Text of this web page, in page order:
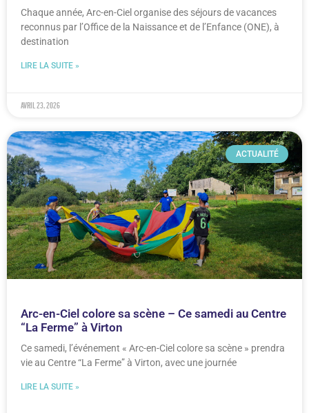
Chaque année, Arc-en-Ciel organise des séjours de vacances
reconnus par l’Office de la Naissance et de l’Enfance (ONE), à
destination
LIRE LA SUITE »
avril 23, 2026
ACTUALITÉ
Arc-en-Ciel colore sa scène – Ce samedi au Centre
“La Ferme” à Virton
Ce samedi, l’événement « Arc-en-Ciel colore sa scène » prendra
vie au Centre “La Ferme” à Virton, avec une journée
LIRE LA SUITE »